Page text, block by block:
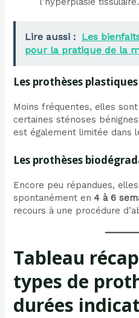
Lire aussi : Les
pour la pratique de la
Les prothèses plastiques
Moins fréquentes, elles
certaines sténoses
est également limitée dans
Les prothèses
Encore peu répandues,
spontanément en4 à 6
recours à une procédure
Tableau
types de
durées